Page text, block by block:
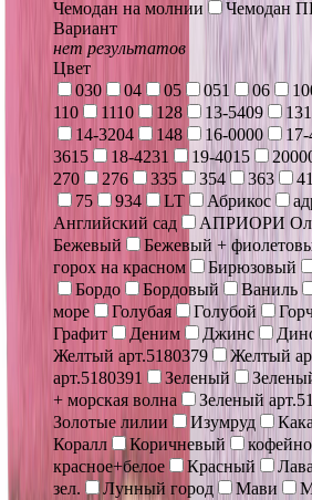
Чемодан на молнии
Чемодан
Вариант
нет результатов
Цвет
030
04 05 051 06
110
1110 128 13-5409 131
14-3204
148 16-0000
3615
18-4231 19-4015
270
276 335 354 363 41
75
934 LT Абрикос
Английский сад
АПРИОРИ
Бежевый
Бежевый +
горох на красном
Бирюзовый
Бордо
Бордовый Ваниль
море
Голубая Голубой
Графит
Деним Джинс
Желтый арт.5180379
Желтый
арт.5180391
Зеленый
+ морская волна
Зеленый
Золотые лилии
Изумруд
Коралл
Коричневый
красное+белое
Красный
зел.
Лунный город Мави